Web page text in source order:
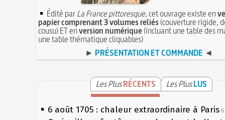
Édité parLa France pittoresque, cet ouvrage existe en
papier comprenant 3 volumes reliés(couverture rigide,
cousu) ET enversion numérique(incluant une table des
une table thématique cliquables)
► PRÉSENTATION ET COMMANDE ◄
Les PlusRÉCENTS Les PlusLUS
6 août 1705 : chaleur extraordinaire à Paris 6